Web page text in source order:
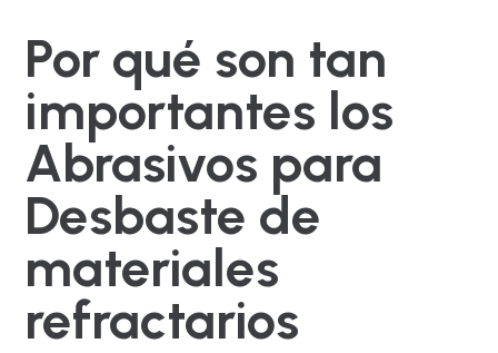
Por qué son tan
importantes los
Abrasivos para
Desbaste de
materiales
refractarios